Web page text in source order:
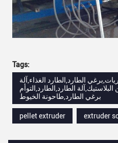
Tags:
الطارد,الطارد الغذاء,آلة
الطارد,الطارد,التوأم
برغي الطارد,طاحونة الخيوط
pellet extruder extruder